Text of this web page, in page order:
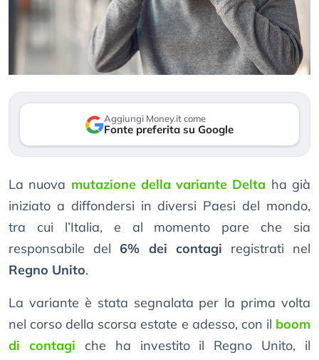
Aggiungi Money.it come
Fonte preferita su Google
La nuova mutazione della variante Delta ha già
iniziato a diffondersi in diversi Paesi del mondo,
tra cui l’Italia, e al momento pare che sia
responsabile del6% dei contagi registrati nel
Regno Unito.
La variante è stata segnalata per la prima volta
nel corso della scorsa estate e adesso, con il boom
di contagi che ha investito il Regno Unito, il